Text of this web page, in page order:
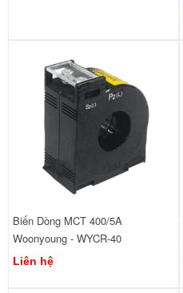
Biến Dòng MCT 400/5A
Woonyoung - WYCR-40
Liên hệ